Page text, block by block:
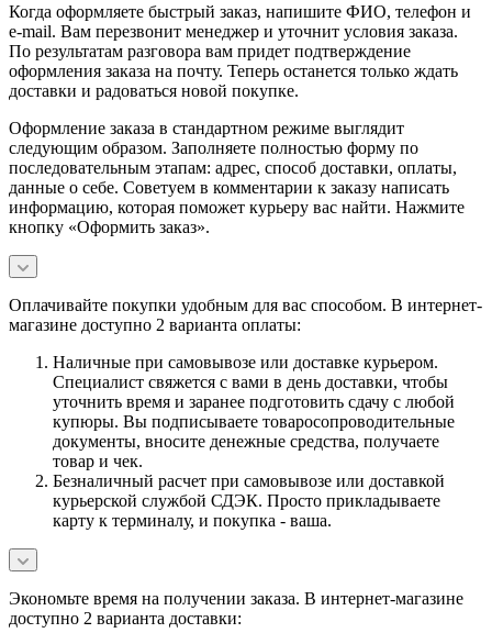
Когда оформляете быстрый заказ, напишите ФИО, телефон и
e-mail. Вам перезвонит менеджер и уточнит условия заказа.
По результатам разговора вам придет подтверждение
оформления заказа на почту. Теперь останется только ждать
доставки и радоваться новой покупке.
Оформление заказа в стандартном режиме выглядит
следующим образом. Заполняете полностью форму по
последовательным этапам: адрес, способ доставки, оплаты,
данные о себе. Советуем в комментарии к заказу написать
информацию, которая поможет курьеру вас найти. Нажмите
кнопку «Оформить заказ».
Оплачивайте покупки удобным для вас способом. В интернет-
магазине доступно 2 варианта оплаты:
Наличные при самовывозе или доставке курьером.
Специалист свяжется с вами в день доставки, чтобы
уточнить время и заранее подготовить сдачу с любой
купюры. Вы подписываете товаросопроводительные
документы, вносите денежные средства, получаете
товар и чек.
Безналичный расчет при самовывозе или доставкой
курьерской службой СДЭК. Просто прикладываете
карту к терминалу, и покупка - ваша.
Экономьте время на получении заказа. В интернет-магазине
доступно 2 варианта доставки: